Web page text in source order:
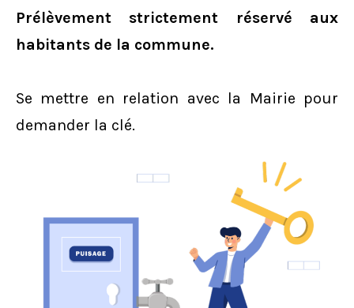
Prélèvement strictement réservé aux
habitants de la commune.
Se mettre en relation avec la Mairie pour
demander la clé.